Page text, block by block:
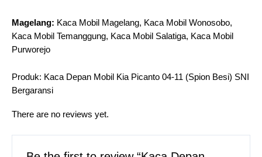
Magelang: Kaca Mobil Magelang, Kaca Mobil Wonosobo,
Kaca Mobil Temanggung, Kaca Mobil Salatiga, Kaca Mobil
Purworejo
Produk: Kaca Depan Mobil Kia Picanto 04-11 (Spion Besi) SNI
Bergaransi
There are no reviews yet.